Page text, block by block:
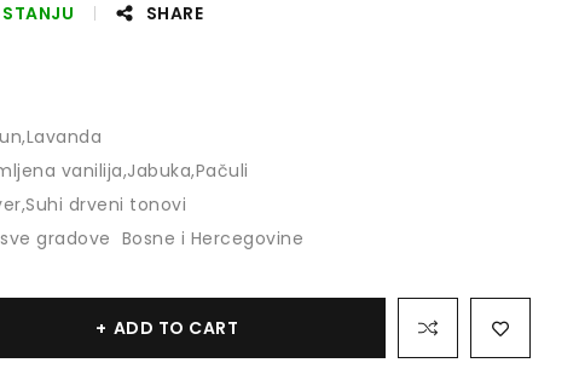
SHARE
vanilija,Jabuka,Pačuli
drveni tonovi
sve gradove Bosne i Hercegovine
ADD TO CART